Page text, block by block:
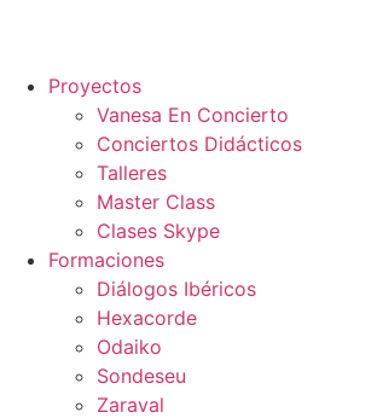
Proyectos
Vanesa En Concierto
Conciertos Didácticos
Talleres
Master Class
Clases Skype
Formaciones
Diálogos Ibéricos
Hexacorde
Odaiko
Sondeseu
Zaraval